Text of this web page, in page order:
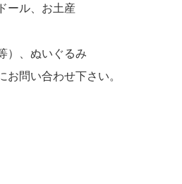
ール、お土産
）、ぬいぐるみ
問い合わせ下さい。